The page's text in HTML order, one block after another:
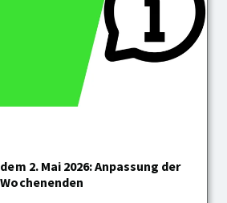
2. Mai 2026: Anpassung der
ab
dem
2.